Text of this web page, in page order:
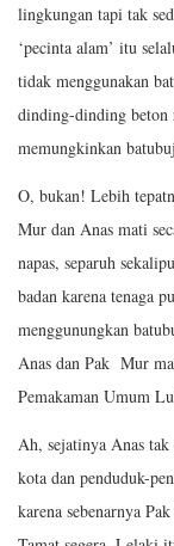
lingkungan tapi tak
‘pecinta alam’ itu
tidak menggunakan
dinding-dinding beton
memungkinkan
O, bukan! Lebih
Mur dan Anas mati
napas, separuh
badan karena tenaga
menggunungkan
Anas dan Pak Mur
Pemakaman Umum
Ah, sejatinya Anas
kota dan penduduk-
karena sebenarnya